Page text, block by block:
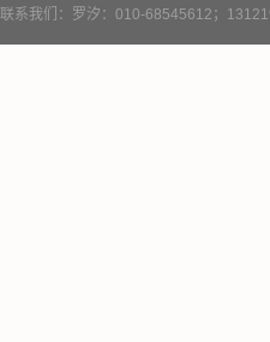
联系我们：罗汐：010-68545612；